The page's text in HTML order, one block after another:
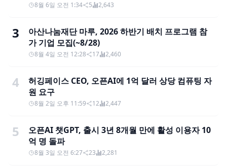
8월 6일 오전 1:34 5 2,643
3
아산나눔재단 마루, 2026 하반기 배치 프로그램 참
가 기업 모집(~8/28)
8월 4일 오전 12:28 17 2,460
4
허깅페이스 CEO, 오픈AI에 1억 달러 상당 컴퓨팅 자
원 요구
8월 2일 오후 11:59 12 2,447
5
오픈AI 챗GPT, 출시 3년 8개월 만에 활성 이용자 10
억 명 돌파
8월 3일 오전 6:27 23 2,281